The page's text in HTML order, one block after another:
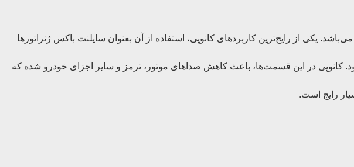
یکی از رایج‌ترین کاربردهای کانوپی، استفاده از آن بعنوان سایلنت باکس ژنراتورها
کانوپی در این قسمت‌ها، باعث کاهش صداهای موتور، ترمز و سایر اجزای خودرو شده که
رایج است.